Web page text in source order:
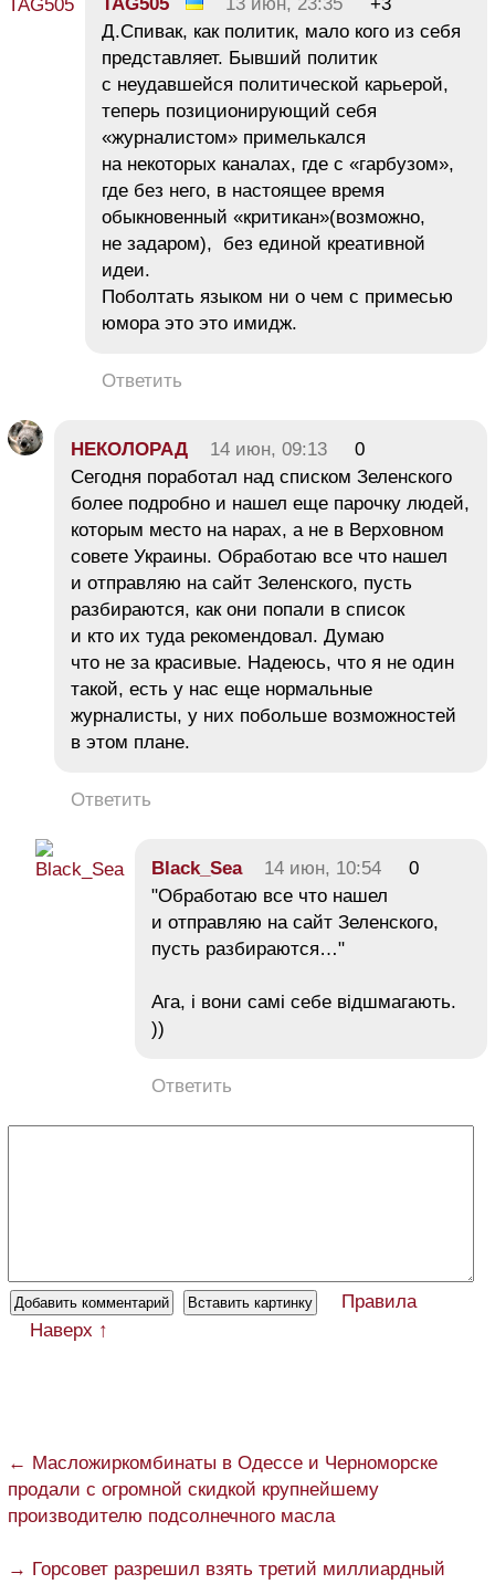
Д.Спивак, как политик, мало кого из себя
представляет. Бывший политик
с неудавшейся политической карьерой,
теперь позиционирующий себя
«журналистом» примелькался
на некоторых каналах, где с «гарбузом»,
где без него, в настоящее время
обыкновенный «критикан»(возможно,
не задаром), без единой креативной
идеи.
Поболтать языком ни о чем с примесью
юмора это это имидж.
Ответить
НЕКОЛОРАД 14 июн, 09:13
0
Сегодня поработал над списком Зеленского
более подробно и нашел еще парочку людей,
которым место на нарах, а не в Верховном
совете Украины. Обработаю все что нашел
и отправляю на сайт Зеленского, пусть
разбираются, как они попали в список
и кто их туда рекомендовал. Думаю
что не за красивые. Надеюсь, что я не один
такой, есть у нас еще нормальные
журналисты, у них побольше возможностей
в этом плане.
Ответить
Black_Sea 14 июн, 10:54
0
"Обработаю все что нашел
и отправляю на сайт Зеленского,
пусть разбираются…"
Ага, і вони самі себе відшмагають.
))
Ответить
Правила
Наверх ↑
← Масложиркомбинаты в Одессе и Черноморске
продали с огромной скидкой крупнейшему
производителю подсолнечного масла
→ Горсовет разрешил взять третий миллиардный